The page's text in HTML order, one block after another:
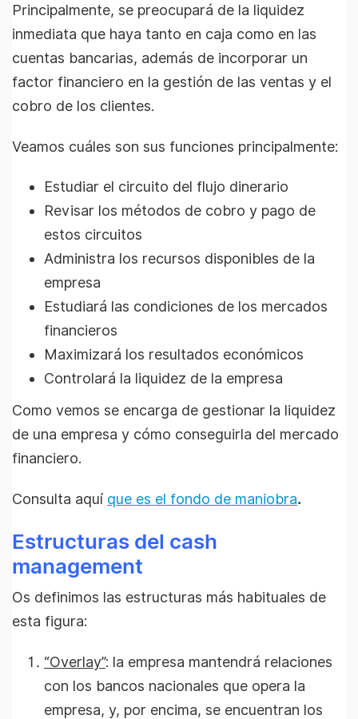
Principalmente, se preocupará de la liquidez
inmediata que haya tanto en caja como en las
cuentas bancarias, además de incorporar un
factor financiero en la gestión de las ventas y el
cobro de los clientes.
Veamos cuáles son sus funciones principalmente:
Estudiar el circuito del flujo dinerario
Revisar los métodos de cobro y pago de
estos circuitos
Administra los recursos disponibles de la
empresa
Estudiará las condiciones de los mercados
financieros
Maximizará los resultados económicos
Controlará la liquidez de la empresa
Como vemos se encarga de gestionar la liquidez
de una empresa y cómo conseguirla del mercado
financiero.
Consulta aquí que es el fondo de maniobra.
Estructuras del cash
management
Os definimos las estructuras más habituales de
esta figura:
“Overlay”: la empresa mantendrá relaciones
con los bancos nacionales que opera la
empresa, y, por encima, se encuentran los